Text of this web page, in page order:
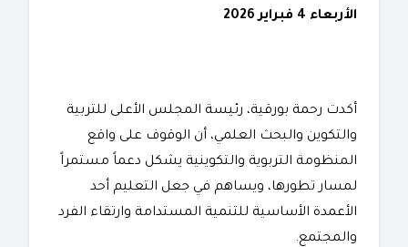
الأربعاء 4 فبراير 2026
أكدت رحمة بورقية، رئيسة المجلس الأعلى للتربية
والتكوين والبحث العلمي، أن الوقوف على واقع
المنظومة التربوية والتكوينية يشكل دعماً مستمراً
لمسار تطورها، ويساهم في جعل التعليم أحد
الأعمدة الأساسية للتنمية المستدامة وارتقاء الفرد
والمجتمع.